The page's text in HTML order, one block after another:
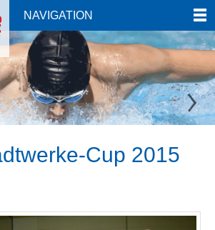
NAVIGATION
Cup 2015